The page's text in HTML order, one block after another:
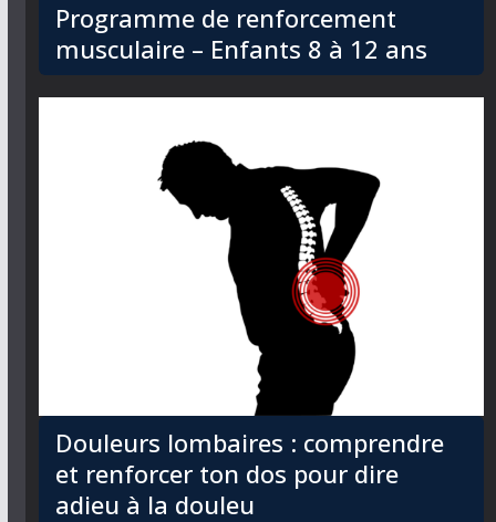
Programme de renforcement
musculaire – Enfants 8 à 12 ans
Douleurs lombaires : comprendre
et renforcer ton dos pour dire
adieu à la douleu